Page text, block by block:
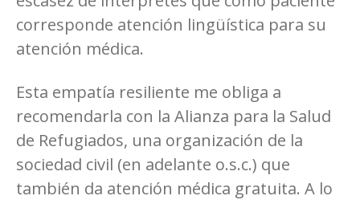
corresponde atención lingüística para su
atención médica.
Esta empatía resiliente me obliga a
recomendarla con la Alianza para la Salud
de Refugiados, una organización de la
sociedad civil (en adelante o.s.c.) que
también da atención médica gratuita. A lo